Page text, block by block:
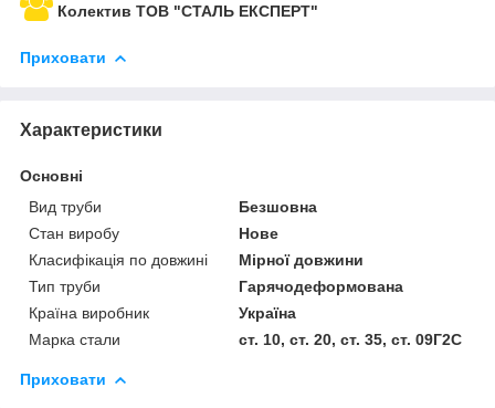
Колектив ТОВ "СТАЛЬ ЕКСПЕРТ"
Приховати
Характеристики
Основні
Вид труби
Безшовна
Стан виробу
Нове
Класифікація по довжині
Мірної довжини
Тип труби
Гарячодеформована
Країна виробник
Україна
Марка стали
ст. 10, ст. 20, ст. 35, ст. 09Г2С
Приховати